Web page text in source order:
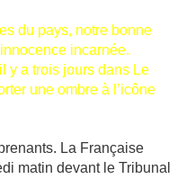
du pays, notre bonne
incarnée.
y a trois jours dans Le
une ombre à l’icône
La Française
matin devant le Tribunal